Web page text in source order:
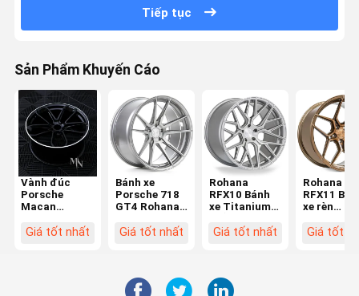
Tiếp tục
Sản Phẩm Khuyến Cáo
Vành đúc
Porsche
Macan
Giá tốt nhất
Bánh xe
Porsche 718
GT4 Rohana
Giá tốt nhất
Rohana
RFX10 Bánh
xe Titanium
Giá tốt nhất
Rohana
RFX11
xe rèn
Giá tốt